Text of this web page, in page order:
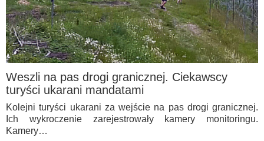
Weszli na pas drogi granicznej. Ciekawscy
turyści ukarani mandatami
Kolejni turyści ukarani za wejście na pas drogi granicznej.
Ich wykroczenie zarejestrowały kamery monitoringu.
Kamery…